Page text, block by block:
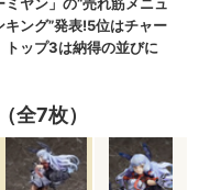
全7枚）